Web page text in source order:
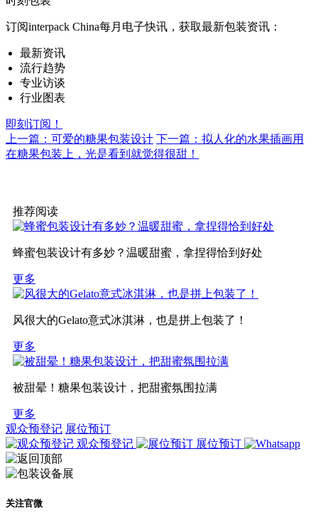
订阅interpack China每月电子快讯，获取最新包装资讯：
最新资讯
流行趋势
专业访谈
行业图表
即刻订阅！
上一篇：可爱的糖果包装设计 下一篇：拟人化的水果插画用
在糖果包装上，光是看到就觉得很甜！
推荐阅读
蜂蜜包装设计有多妙？温暖甜蜜，拿捏得恰到好处
更多
风很大的Gelato意式冰淇淋，也是拼上包装了！
更多
被甜晕！糖果包装设计，把甜蜜氛围拉满
更多
观众预登记 展位预订
观众预登记
展位预订
关注官微